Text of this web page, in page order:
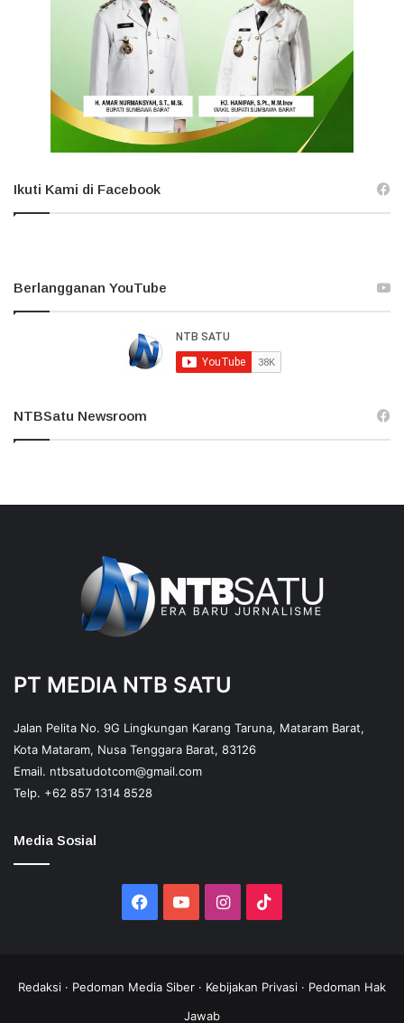
Ikuti Kami di Facebook
Berlangganan YouTube
NTBSatu Newsroom
PT MEDIA NTB SATU
Jalan Pelita No. 9G Lingkungan Karang Taruna, Mataram Barat,
Kota Mataram, Nusa Tenggara Barat, 83126
Email. ntbsatudotcom@gmail.com
Telp. +62 857 1314 8528
Media Sosial
Facebook
YouTubeInstagram
Redaksi · Pedoman Media Siber · Kebijakan Privasi · Pedoman Hak
Jawab